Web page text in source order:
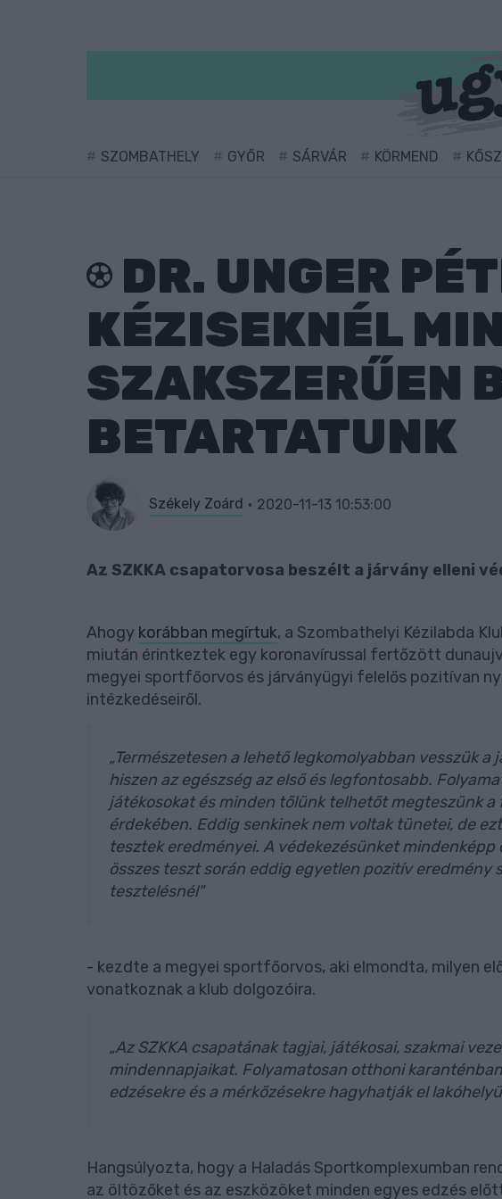
SZOMBATHELY GYŐR SÁRVÁR KÖRMEND
DR. UNGER
KÉZISEKNÉL
SZAKSZERŰEN
BETARTATUNK
Székely Zoárd 2020-11-13 10:53:00
Az SZKKA csapatorvosa beszélt a járvány elleni
Ahogy korábban megírtuk, a Szombathelyi Kézilabda
miután érintkeztek egy koronavírussal fertőzött
megyei sportfőorvos és járványügyi felelős pozitívan
intézkedéseiről.
„Természetesen a lehető legkomolyabban vesszük
hiszen az egészség az első és legfontosabb.
játékosokat és minden tőlünk telhetőt megteszünk
érdekében. Eddig senkinek nem voltak tünetei, de
tesztek eredményei. A védekezésünket
összes teszt során eddig egyetlen pozitív eredmény
tesztelésnél"
- kezdte a megyei sportfőorvos, aki elmondta, milyen
vonatkoznak a klub dolgozóira.
„Az SZKKA csapatának tagjai, játékosai, szakmai
mindennapjaikat. Folyamatosan otthoni
edzésekre és a mérkőzésekre hagyhatják el
Hangsúlyozta, hogy a Haladás Sportkomplexumban
az öltözőket és az eszközöket minden egyes edzés